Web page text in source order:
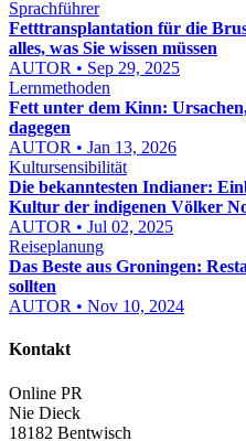
Sprachführer
Fetttransplantation für die
alles, was Sie wissen müssen
AUTOR • Sep 29, 2025
Lernmethoden
Fett unter dem Kinn:
dagegen
AUTOR • Jan 13, 2026
Kultursensibilität
Die bekanntesten Indianer:
Kultur der indigenen Völker
AUTOR • Jul 02, 2025
Reiseplanung
Das Beste aus Groningen:
sollten
AUTOR • Nov 10, 2024
Kontakt
Online PR
Nie Dieck
18182 Bentwisch